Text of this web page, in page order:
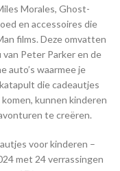
Morales, Ghost-
en accessoires die
films. Deze omvatten
Peter Parker en de
auto’s waarmee je
die cadeautjes
kunnen kinderen
te creëren.
voor kinderen –
met 24 verrassingen